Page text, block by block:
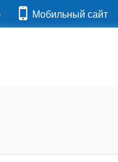
Мобильный сайт